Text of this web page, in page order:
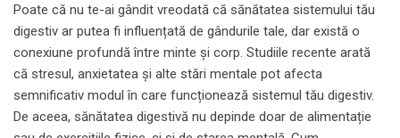
Poate că nu te-ai gândit vreodată că sănătatea sistemului tău
digestiv ar putea fi influențată de gândurile tale, dar există o
conexiune profundă între minte și corp. Studiile recente arată
că stresul, anxietatea și alte stări mentale pot afecta
semnificativ modul în care funcționează sistemul tău digestiv.
De aceea, sănătatea digestivă nu depinde doar de alimentație